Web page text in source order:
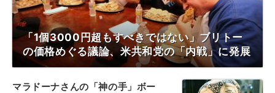
「1個3000円超もすべきではない」ブリトー
の価格めぐる議論、米共和党の「内戦」に発展
マラドーナさんの「神の手」ボー